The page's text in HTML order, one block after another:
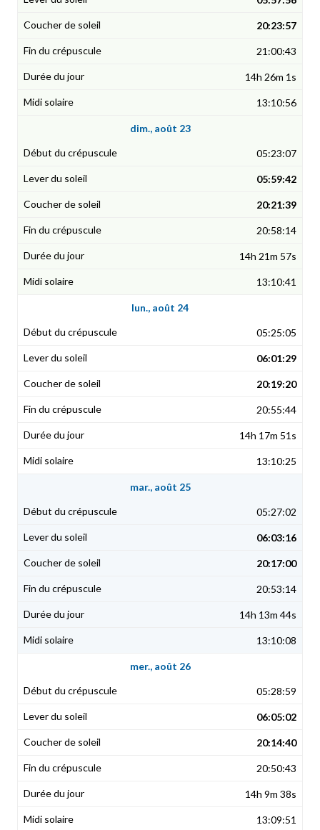
20:23:57
21:00:43
14h 26m 1s
13:10:56
dim., août 23
05:23:07
05:59:42
20:21:39
20:58:14
14h 21m 57s
13:10:41
lun., août 24
05:25:05
06:01:29
20:19:20
20:55:44
14h 17m 51s
13:10:25
mar., août 25
05:27:02
06:03:16
20:17:00
20:53:14
14h 13m 44s
13:10:08
mer., août 26
05:28:59
06:05:02
20:14:40
20:50:43
14h 9m 38s
13:09:51